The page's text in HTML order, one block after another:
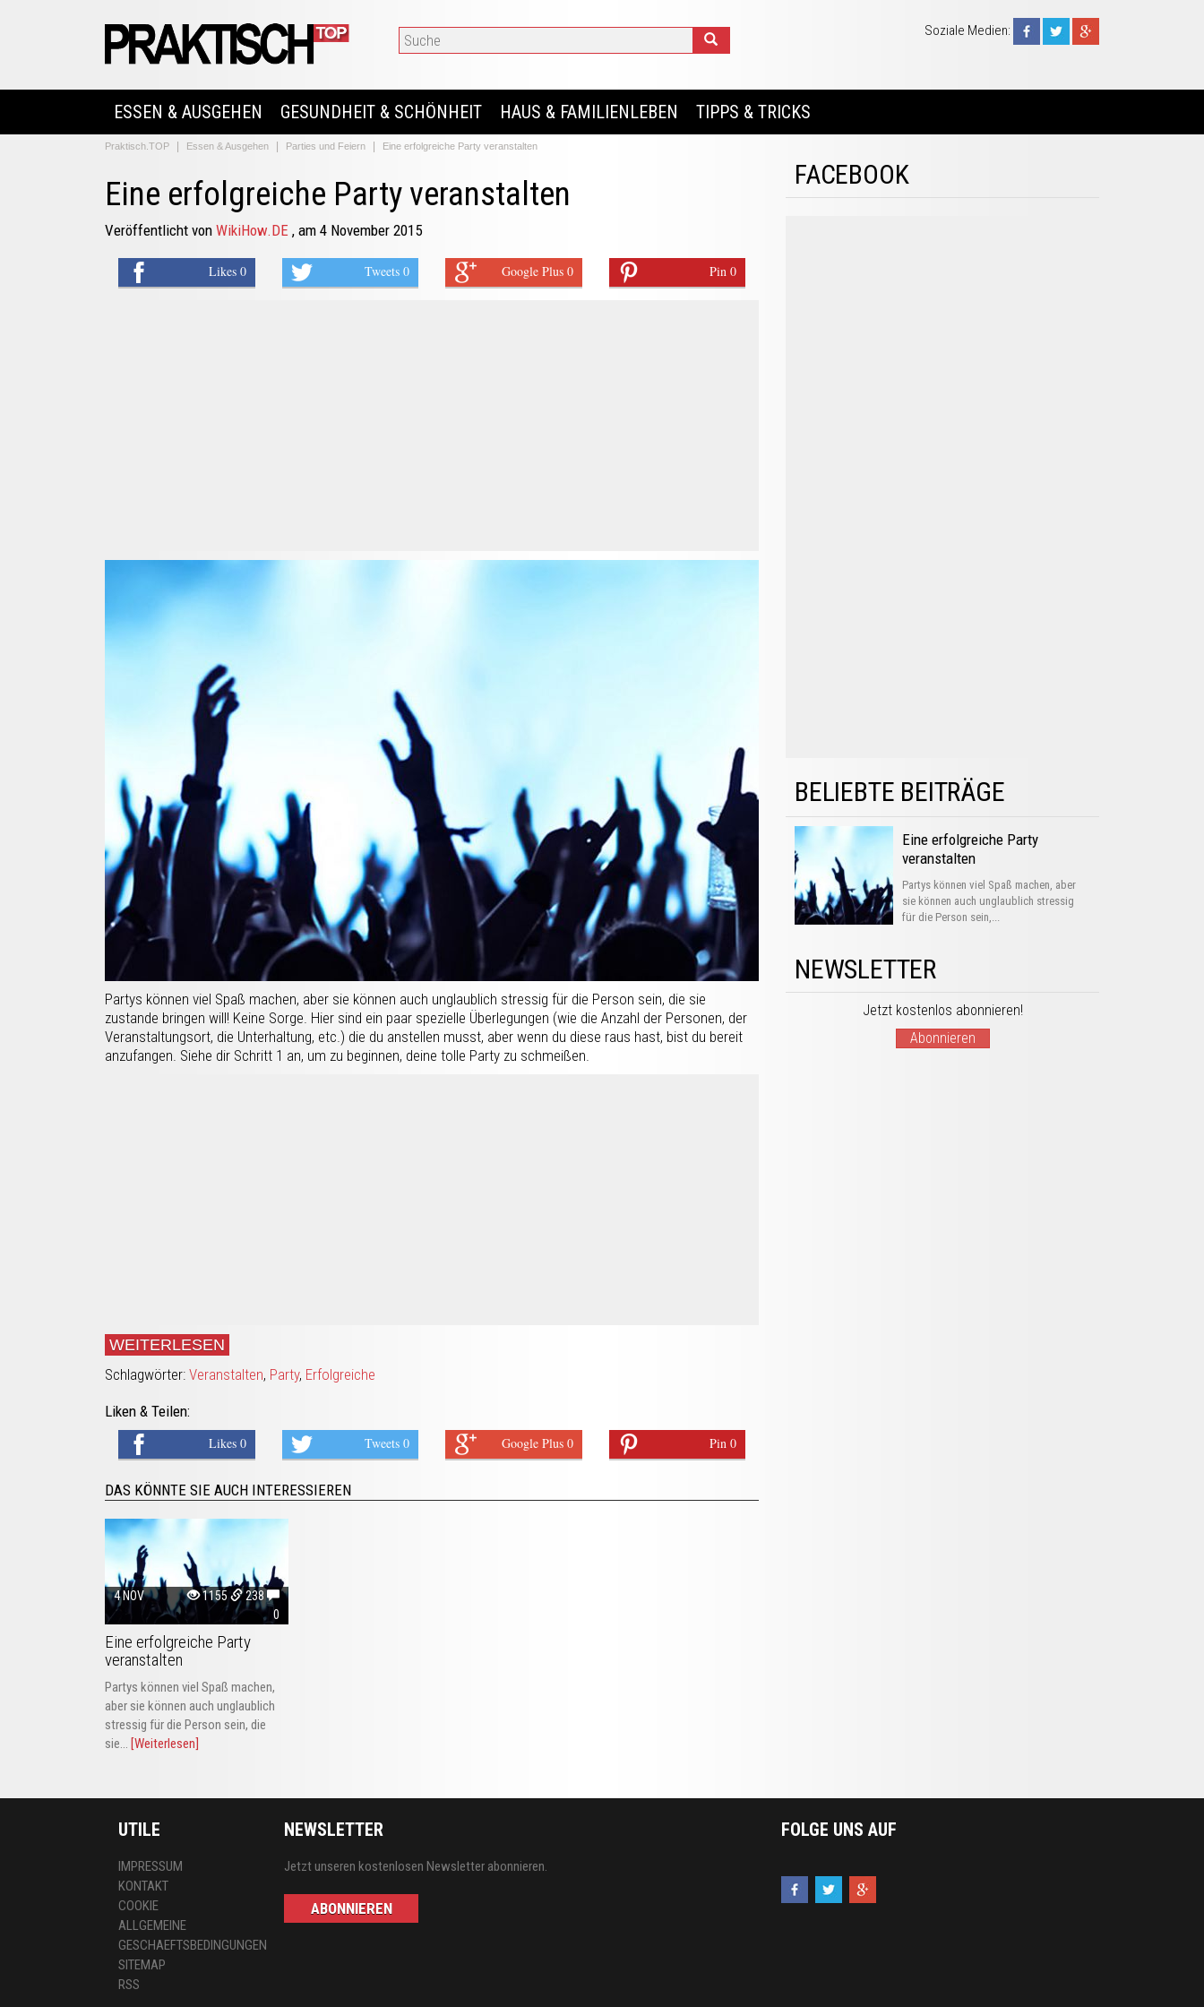
Soziale Medien:
ESSEN & AUSGEHEN GESUNDHEIT & SCHÖNHEIT HAUS & FAMILIENLEBEN TIPPS & TRICKS
Praktisch.TOP Essen & Ausgehen Parties und Feiern Eine erfolgreiche Party veranstalten
Eine erfolgreiche Party veranstalten
Veröffentlicht von WikiHow.DE , am 4 November 2015
Likes 0 Tweets 0 Google Plus 0 Pin 0
Partys können viel Spaß machen, aber sie können auch unglaublich stressig für die Person sein, die sie
zustande bringen will! Keine Sorge. Hier sind ein paar spezielle Überlegungen (wie die Anzahl der Personen, der
Veranstaltungsort, die Unterhaltung, etc.) die du anstellen musst, aber wenn du diese raus hast, bist du bereit
anzufangen. Siehe dir Schritt 1 an, um zu beginnen, deine tolle Party zu schmeißen.
WEITERLESEN
Schlagwörter: Veranstalten, Party, Erfolgreiche
Liken & Teilen:
Likes 0 Tweets 0 Google Plus 0 Pin 0
DAS KÖNNTE SIE AUCH INTERESSIEREN
4 NOV 1155
238
0
Eine erfolgreiche Party
veranstalten
Partys können viel Spaß machen,
aber sie können auch unglaublich
stressig für die Person sein, die
sie... [Weiterlesen]
FACEBOOK
BELIEBTE BEITRÄGE
Eine erfolgreiche Party
veranstalten
Partys können viel Spaß machen, aber
sie können auch unglaublich stressig
für die Person sein,...
NEWSLETTER
Jetzt kostenlos abonnieren!
Abonnieren
UTILE
IMPRESSUM
KONTAKT
COOKIE
ALLGEMEINE
GESCHAEFTSBEDINGUNGEN
SITEMAP
RSS
NEWSLETTER
Jetzt unseren kostenlosen Newsletter abonnieren.
ABONNIEREN
FOLGE UNS AUF